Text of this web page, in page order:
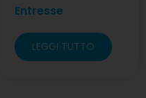
Entresse
LEGGI TUTTO